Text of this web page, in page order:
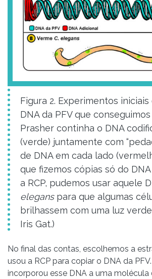
Figura 2. Experimentos iniciais
DNA da PFV que
Prasher continha o DNA
(verde) juntamente com
de DNA em cada lado
que fizemos cópias só do
a RCP, pudemos usar aquele
eleganspara que algumas
brilhassem com uma luz
Iris Gat.)
No final das contas, escolhemos a
usou a RCP para copiar o DNA da
incorporou esse DNA a uma